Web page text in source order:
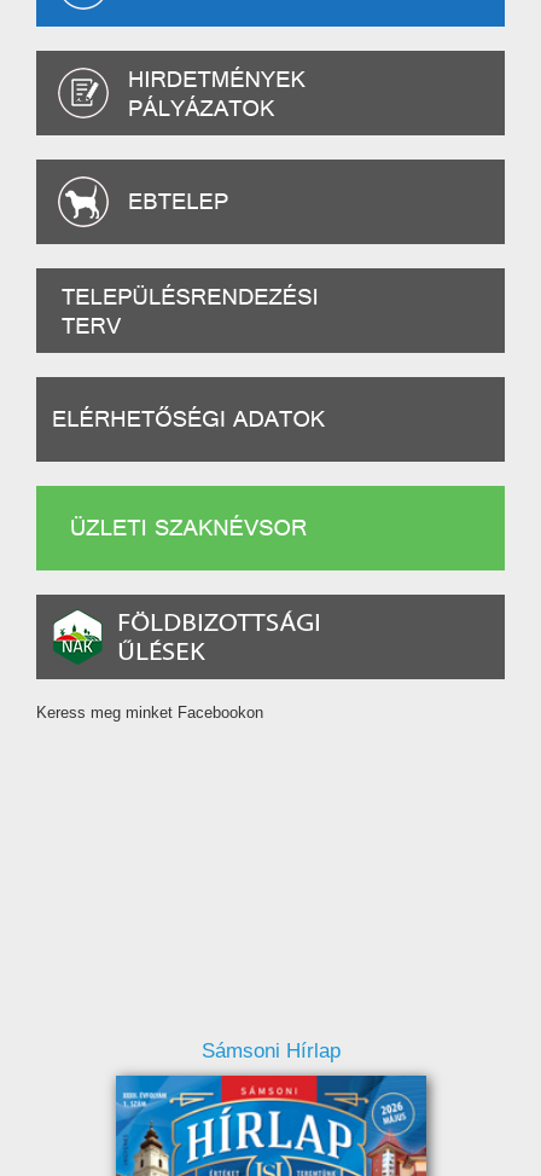
Keress meg minket Facebookon
Sámsoni Hírlap